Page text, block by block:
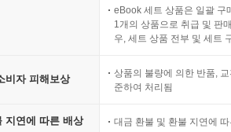
eBook 세트 상품은 일괄 구
1개의 상품으로 취급 및 판
우, 세트 상품 전부 및 세트
비자 피해보상
상품의 불량에 의한 반품,
준하여 처리됨
지연에 따른 배상 대금 환불 및 환불 지연에